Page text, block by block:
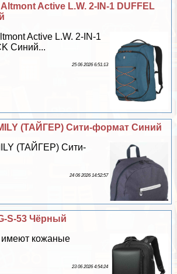
Active L.W. 2-IN-1 DUFFEL
Active L.W. 2-IN-1
Синий...
25 06 2026 6:51:13
(ТАЙГЕР) Сити-формат Синий
(ТАЙГЕР) Сити-
24 06 2026 14:52:57
S-53 Чёрный
кожаные
23 06 2026 4:54:24